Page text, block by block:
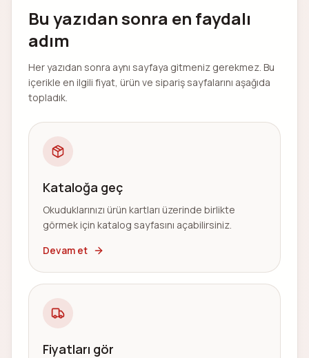
Bu yazıdan sonra en faydalı
adım
Her yazıdan sonra aynı sayfaya gitmeniz gerekmez. Bu
içerikle en ilgili fiyat, ürün ve sipariş sayfalarını aşağıda
topladık.
Kataloğa geç
Okuduklarınızı ürün kartları üzerinde birlikte
görmek için katalog sayfasını açabilirsiniz.
Devam et
Fiyatları gör